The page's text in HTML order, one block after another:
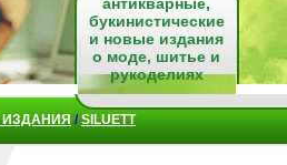
букинистические
и новые издания
о моде, шитье и
рукоделиях
/SILUETT